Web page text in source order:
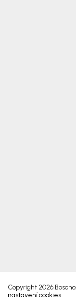
Copyright 2026
nastavení cookies